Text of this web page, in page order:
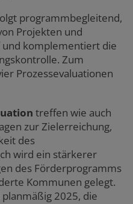
programmbegleitend,
Projekten und
und komplementiert die
. Zum
Prozessevaluationen
treffen wie auch
zur Zielerreichung,
des
wird ein stärkerer
des Förderprogramms
Kommunen gelegt.
2025, die